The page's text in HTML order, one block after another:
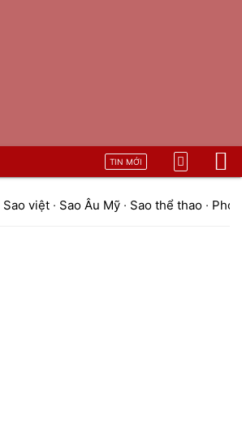
TIN MỚI
Sao việt · Sao Âu Mỹ · Sao thể thao ·